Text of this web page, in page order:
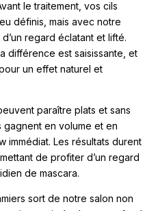
le traitement, vos cils
définis, mais avec notre
regard éclatant et lifté.
différence est saisissante, et
un effet naturel et
paraître plats et sans
gagnent en volume et en
immédiat. Les résultats durent
de profiter d’un regard
de mascara.
sort de notre salon non